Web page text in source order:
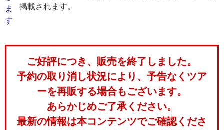
掲載されます。
ご好評につき、販売を終了しました。
予約の取り消し状況により、予告なくツア
ーを再販する場合もございます。
あらかじめご了承ください。
最新の情報は本コンテンツでご確認くださ